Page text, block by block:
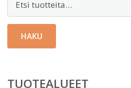
HAKU
TUOTEALUEET